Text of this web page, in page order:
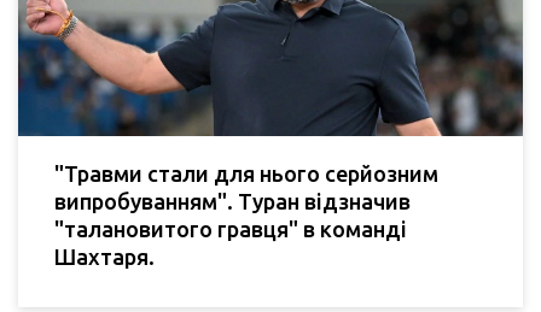
"Травми стали для нього серйозним
випробуванням". Туран відзначив
"талановитого гравця" в команді
Шахтаря.